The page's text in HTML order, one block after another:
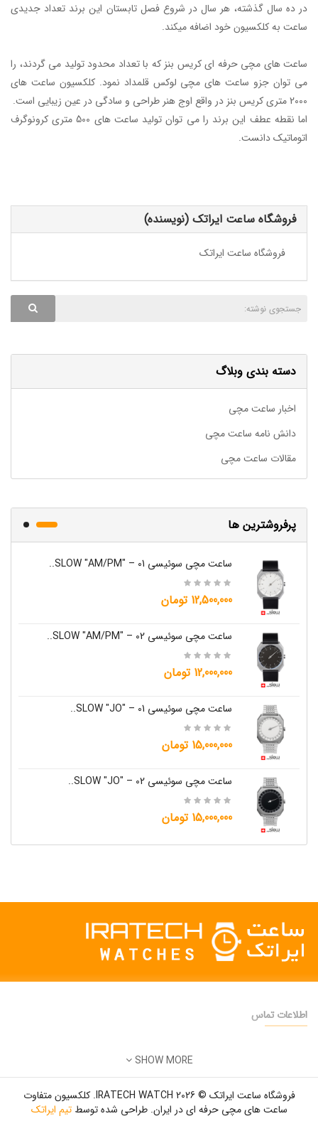
در ده سال گذشته، هر سال در شروع فصل تابستان این برند تعداد جدیدی
ساعت به کلکسیون خود اضافه میکند.
ساعت های مچی حرفه ای کریس بنز که با تعداد محدود تولید می گردند، را
می توان جزو ساعت های مچی لوکس قلمداد نمود.کلکسیون ساعت های
2000 متری کریس بنز
در واقع اوج هنر طراحی و سادگی در عین زیبایی است.
اما نقطه عطف این برند را می توان تولید
ساعت های 500 متری کرونوگرف
اتوماتیکدانست.
فروشگاه ساعت ایراتک (نویسنده)
فروشگاه ساعت ایراتک
دسته بندی وبلاگ
اخبار ساعت مچی
دانش نامه ساعت مچی
مقالات ساعت مچی
پرفروشترین ها
ساعت مچی سوئیسی SLOW "AM/PM" – 01..
12,500,000 تومان
ساعت مچی سوئیسی SLOW "AM/PM" – 02..
12,000,000 تومان
ساعت مچی سوئیسی SLOW "JO" – 01..
15,000,000 تومان
ساعت مچی سوئیسی SLOW "JO" – 02..
15,000,000 تومان
اطلاعات تماس
ایمیل:
زمان کاری:8 صبح تا 5 عصر
SHOW MORE
فروشگاه ساعت ایراتک © 2026 IRATECH WATCH. کلکسیون متفاوت
ساعت های مچی حرفه ای در ایران. طراحی شده توسطتیم ایراتک